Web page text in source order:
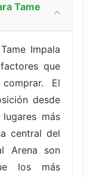
Tame
Impala
que
El
desde
más
central del
Arena son
los más